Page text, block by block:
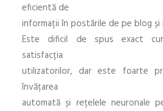
eficientă de
informații în postările de pe blog și
Este dificil de spus exact
satisfacția
utilizatorilor, dar este foarte
învățarea
automată și rețelele neuronale